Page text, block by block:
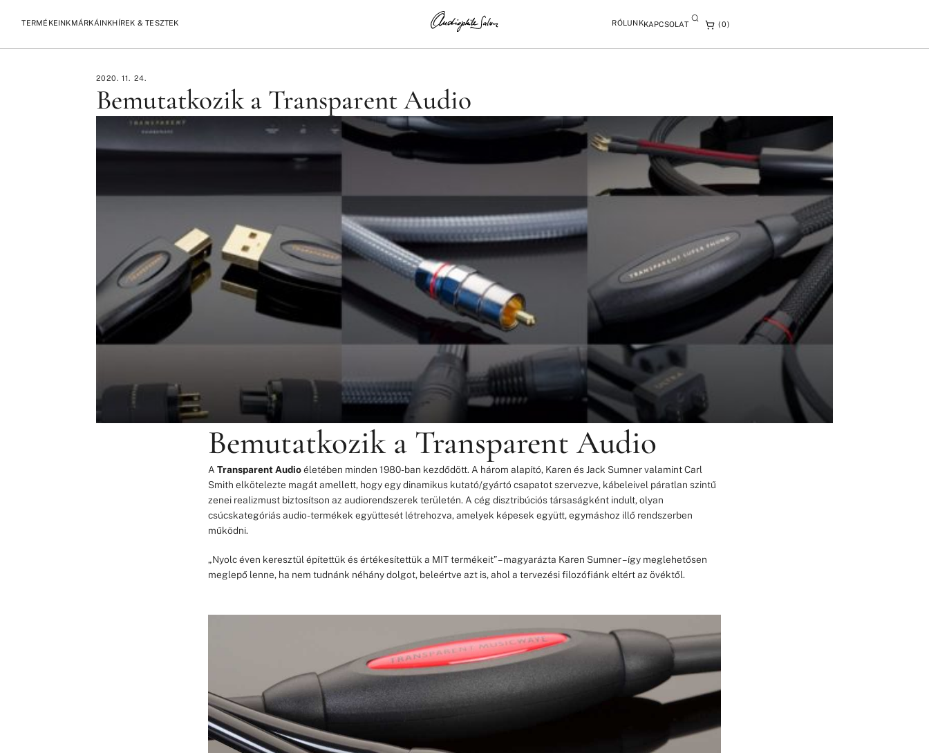
TERMÉKEINKMÁRKÁINKHÍREK & TESZTEK RÓLUNKKAPCSOLAT
0
2020. 11. 24.
Bemutatkozik a Transparent Audio
Bemutatkozik a Transparent Audio
A Transparent Audioéletében minden 1980-ban kezdődött. A három alapító, Karen és Jack Sumner valamint Carl
Smith elkötelezte magát amellett, hogy egy dinamikus kutató/gyártó csapatot szervezve, kábeleivel páratlan szintű
zenei realizmust biztosítson az audiorendszerek területén. A cég disztribúciós társaságként indult, olyan
csúcskategóriás audio-termékek együttesét létrehozva, amelyek képesek együtt, egymáshoz illő rendszerben
működni.
„Nyolc éven keresztül építettük és értékesítettük a MIT termékeit” – magyarázta Karen Sumner – így meglehetősen
meglepő lenne, ha nem tudnánk néhány dolgot, beleértve azt is, ahol a tervezési filozófiánk eltért az övéktől.